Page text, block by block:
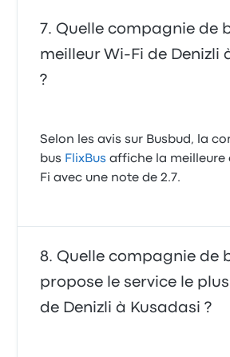
Quelle compagnie de
meilleur Wi-Fi de Denizli
?
Selon les avis sur Busbud, la
bus FlixBus affiche la meilleure
Fi avec une note de 2.7.
Quelle compagnie de
propose le service le
de Denizli à Kusadasi ?